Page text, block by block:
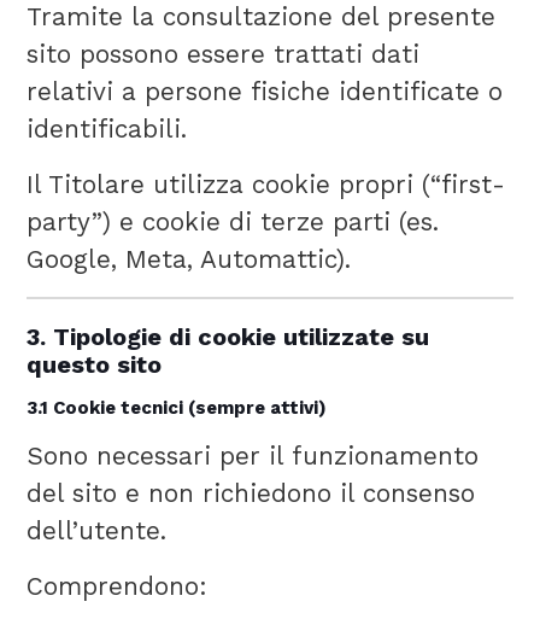
Tramite la consultazione del presente
sito possono essere trattati dati
relativi a persone fisiche identificate o
identificabili.
Il Titolare utilizza cookie propri (“first-
party”) e cookie di terze parti (es.
Google, Meta, Automattic).
3. Tipologie di cookie utilizzate su
questo sito
3.1 Cookie tecnici (sempre attivi)
Sono necessari per il funzionamento
del sito e non richiedono il consenso
dell’utente.
Comprendono: